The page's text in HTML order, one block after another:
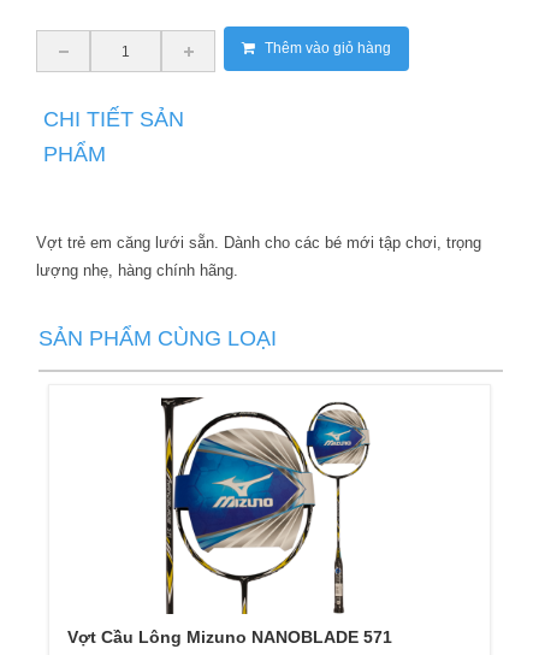
Thêm vào giỏ hàng
CHI TIẾT SẢN
PHẨM
Vợt trẻ em căng lưới sẵn. Dành cho các bé mới tập chơi, trọng
lượng nhẹ, hàng chính hãng.
SẢN PHẨM CÙNG LOẠI
Vợt Cầu Lông Mizuno NANOBLADE 571